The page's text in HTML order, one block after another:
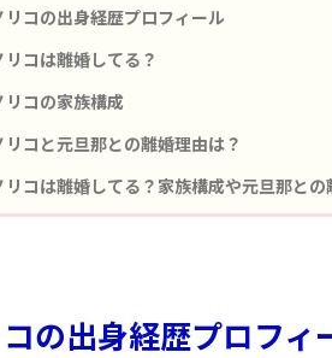
リコの出身経歴プロフィール
リコは離婚してる？
リコの家族構成
リコと元旦那との離婚理由は？
リコは離婚してる？家族構成や元旦那との
の出身経歴プロフィ